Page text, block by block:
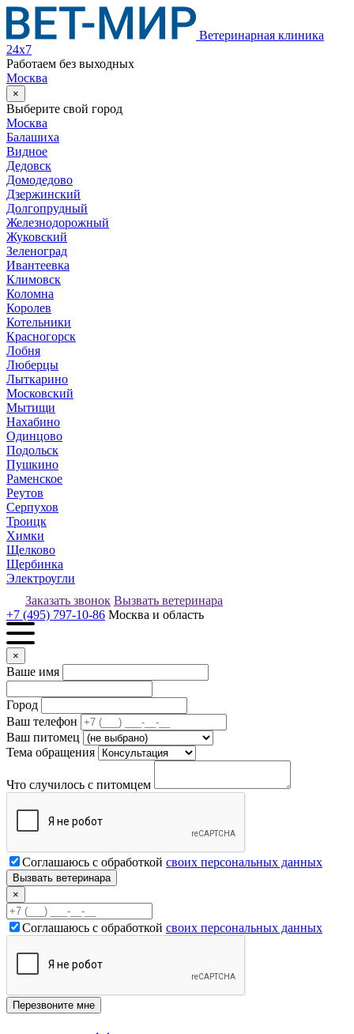
Ветеринарная клиника
24х7
Работаем без выходных
Москва
×
Выберите свой город
Москва
Балашиха
Видное
Дедовск
Домодедово
Дзержинский
Долгопрудный
Железнодорожный
Жуковский
Зеленоград
Ивантеевка
Климовск
Коломна
Королев
Котельники
Красногорск
Лобня
Люберцы
Лыткарино
Московский
Мытищи
Нахабино
Одинцово
Подольск
Пушкино
Раменское
Реутов
Серпухов
Троицк
Химки
Щелково
Щербинка
Электроугли
Заказать звонок Вызвать ветеринара
+7 (495) 797-10-86 Москва и область
×
Ваше имя
Город
Ваш телефон
Ваш питомец
Тема обращения
Что случилось с питомцем
Соглашаюсь с обработкой своих персональных данных
×
Соглашаюсь с обработкой своих персональных данных